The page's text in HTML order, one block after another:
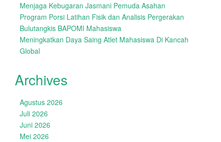
Menjaga Kebugaran Jasmani Pemuda Asahan
Program Porsi Latihan Fisik dan Analisis Pergerakan
Bulutangkis BAPOMI Mahasiswa
Meningkatkan Daya Saing Atlet Mahasiswa Di Kancah
Global
Archives
Agustus 2026
Juli 2026
Juni 2026
Mei 2026